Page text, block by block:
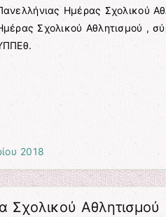
Ημέρας Σχολικού
Σχολικού Αθλητισμού ,
2018
Σχολικού Αθλητισμού